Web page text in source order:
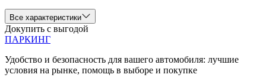
Все характеристики
Докупить с выгодой
ПАРКИНГ
Удобство и безопасность для вашего автомобиля: лучшие
условия на рынке, помощь в выборе и покупке